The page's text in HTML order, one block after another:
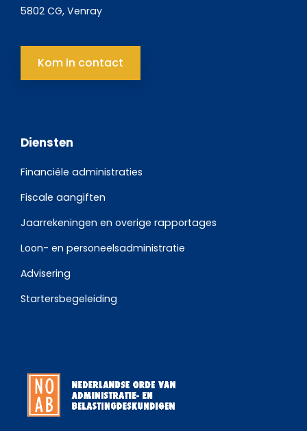
5802 CG, Venray
Kom in contact
Diensten
Financiële administraties
Fiscale aangiften
Jaarrekeningen en overige rapportages
Loon- en personeelsadministratie
Advisering
Startersbegeleiding